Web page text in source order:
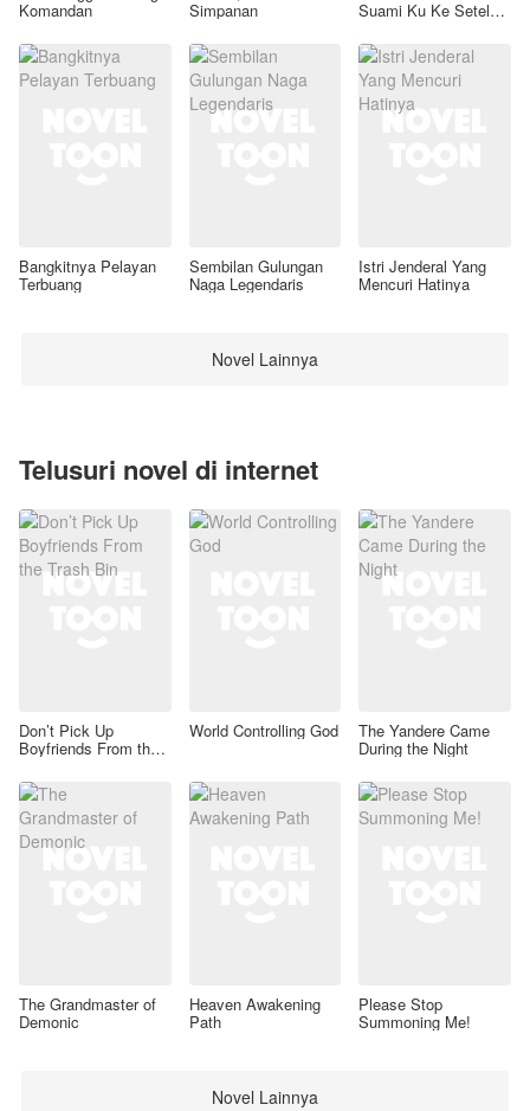
Komandan Simpanan Suami Ku Ke Setelan
Bangkitnya Pelayan
Terbuang
Sembilan Gulungan
Naga Legendaris
Istri Jenderal Yang
Mencuri Hatinya
Novel Lainnya
Telusuri novel di internet
Don’t Pick Up
Boyfriends From the
World Controlling God The Yandere Came
During the Night
The Grandmaster of
Demonic
Heaven Awakening
Path
Please Stop
Summoning Me!
Novel Lainnya